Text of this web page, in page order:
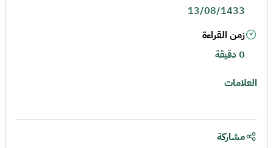
13/08/1433
زمن القراءة
0 دقيقة
العلامات
مشاركة